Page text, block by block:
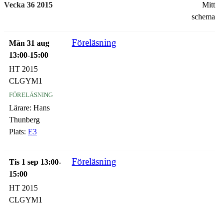
Vecka 36 2015
Mitt
schema
Mån 31 aug
13:00-15:00
Föreläsning
HT 2015
CLGYM1
föreläsning
Lärare: Hans
Thunberg
Plats: E3
Tis 1 sep 13:00-
15:00
Föreläsning
HT 2015
CLGYM1